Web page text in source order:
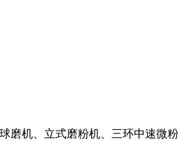
磨机、立式磨粉机、三环中速